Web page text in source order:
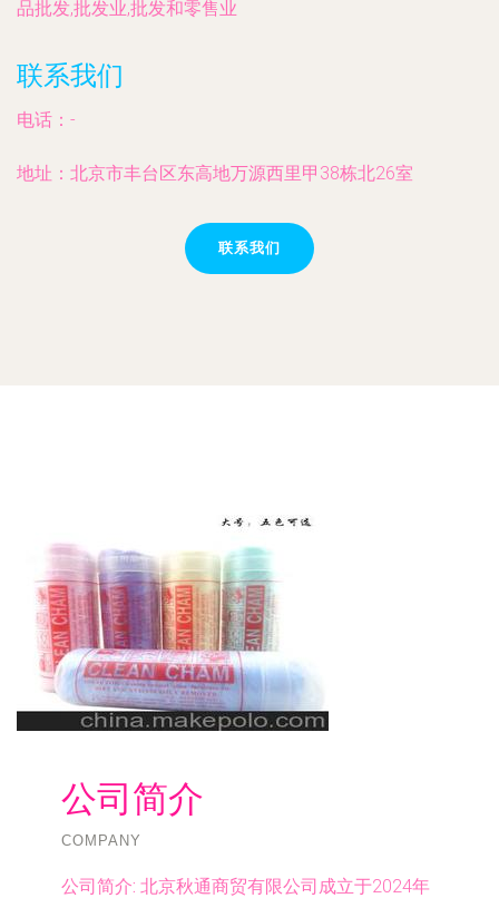
品批发,批发业,批发和零售业
联系我们
电话：-
地址：北京市丰台区东高地万源西里甲38栋北26室
联系我们
公司简介
COMPANY
公司简介: 北京秋通商贸有限公司成立于2024年